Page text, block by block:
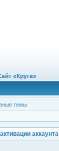
«Круга»
темы
аккаунта